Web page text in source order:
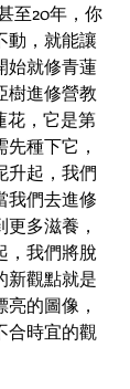
至20年，你
動，就能讓
始就修青蓮
樹進修營教
花，它是第
種下它，
升起，我們
我們去進修
多滋養，
，我們將脫
新觀點就是
的圖像，
合時宜的觀